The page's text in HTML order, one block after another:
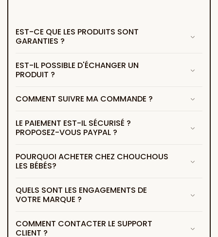
EST-CE QUE LES PRODUITS SONT
GARANTIES ?
EST-IL POSSIBLE D'ÉCHANGER UN
PRODUIT ?
COMMENT SUIVRE MA COMMANDE ?
LE PAIEMENT EST-IL SÉCURISÉ ?
PROPOSEZ-VOUS PAYPAL ?
POURQUOI ACHETER CHEZ CHOUCHOUS
LES BÉBÉS?
QUELS SONT LES ENGAGEMENTS DE
VOTRE MARQUE ?
COMMENT CONTACTER LE SUPPORT
CLIENT ?